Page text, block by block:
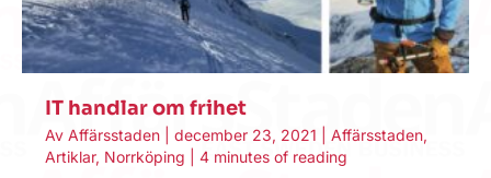
IT handlar om frihet
Av Affärsstaden december 23, 2021 Affärsstaden,
Artiklar, Norrköping 4 minutes of reading